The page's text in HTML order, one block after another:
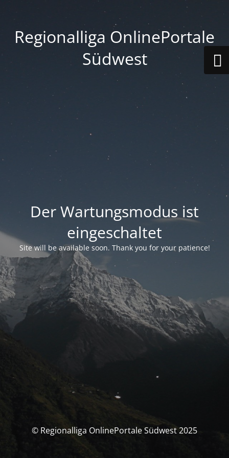
Regionalliga OnlinePortale
Südwest
Der Wartungsmodus ist
eingeschaltet
Site will be available soon. Thank you for your patience!
© Regionalliga OnlinePortale Südwest 2025